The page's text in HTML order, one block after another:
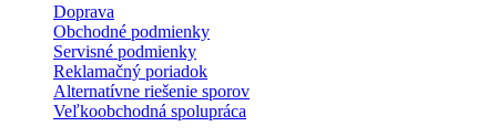
Doprava
Obchodné podmienky
Servisné podmienky
Reklamačný poriadok
Alternatívne riešenie sporov
Veľkoobchodná spolupráca